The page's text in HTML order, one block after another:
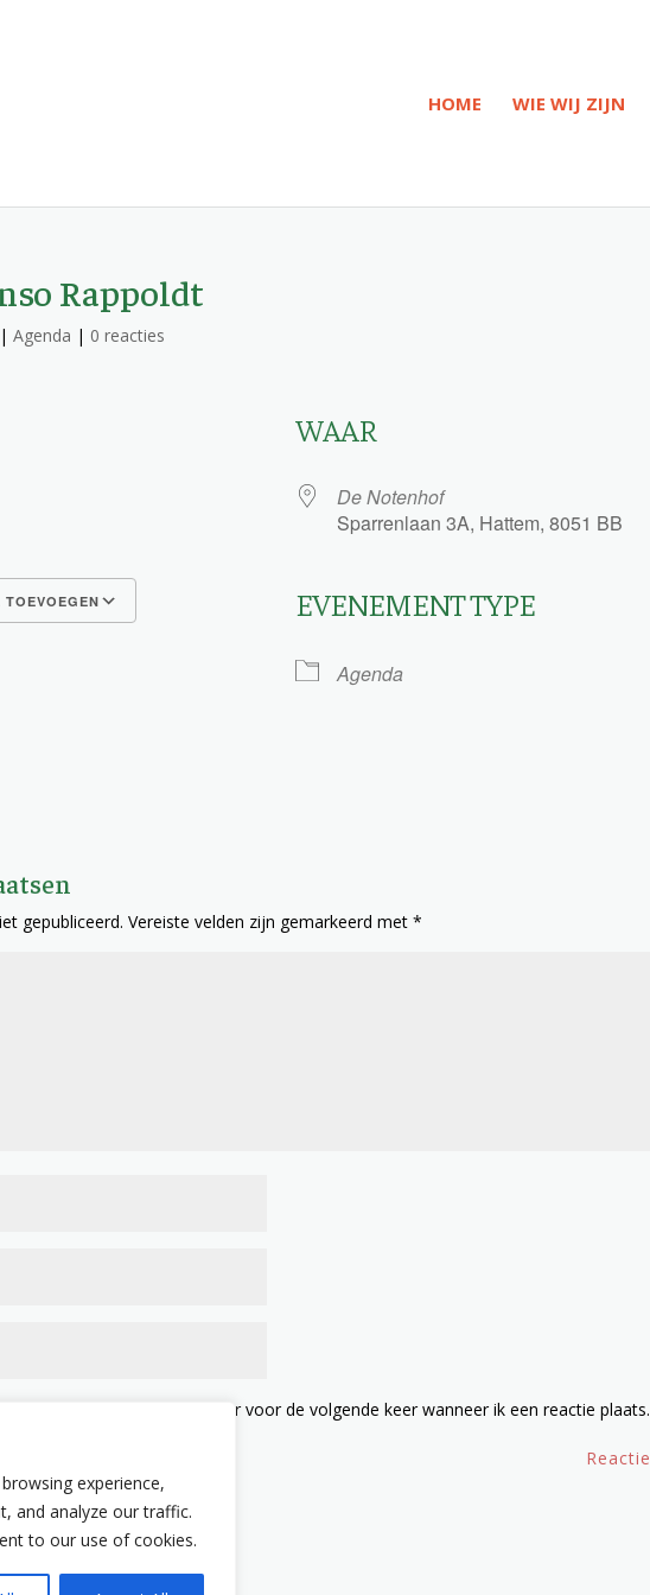
experience,
and analyze our traffic.
to our use of cookies.
HOME WIE WIJ ZIJN
Rappoldt
|Agenda | 0 reacties
WAAR
De Notenhof
Sparrenlaan 3A, Hattem, 8051 BB
EVENEMENT TYPE
Agenda
gepubliceerd. Vereiste velden zijn gemarkeerd met*
site opslaan in deze browser voor de volgende keer wanneer ik een reactie plaats.